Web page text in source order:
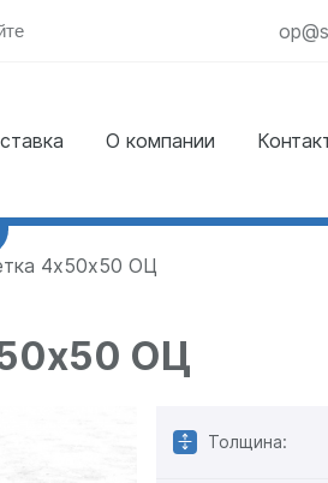
О компании
4х50х50 ОЦ
ОЦ
Толщина: